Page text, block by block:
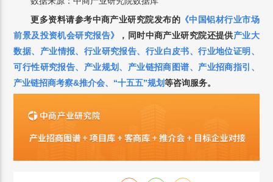
更多资料请参考中商产业研究院发布的 《中国铝材行业市场
前景及投资机会研究报告》
， 同时中商产业研究院还提供产业大
数据、 产业情报、 行业研究报告、 行业白皮书、行业地位证明 、
可行性研究报告、 产业规划 、 产业链招商图谱、 产业招商指引 、
产业链招商考察&推介会、 “十五五”规划等咨询服务。